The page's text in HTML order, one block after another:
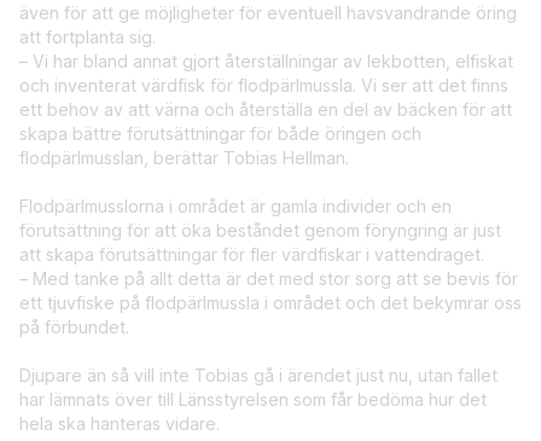
även för att ge möjligheter för eventuell havsvandrande öring
att fortplanta sig.
– Vi har bland annat gjort återställningar av lekbotten, elfiskat
och inventerat värdfisk för flodpärlmussla. Vi ser att det finns
ett behov av att värna och återställa en del av bäcken för att
skapa bättre förutsättningar för både öringen och
flodpärlmusslan, berättar Tobias Hellman.
Flodpärlmusslorna i området är gamla individer och en
förutsättning för att öka beståndet genom föryngring är just
att skapa förutsättningar för fler värdfiskar i vattendraget.
– Med tanke på allt detta är det med stor sorg att se bevis för
ett tjuvfiske på flodpärlmussla i området och det bekymrar oss
på förbundet.
Djupare än så vill inte Tobias gå i ärendet just nu, utan fallet
har lämnats över till Länsstyrelsen som får bedöma hur det
hela ska hanteras vidare.